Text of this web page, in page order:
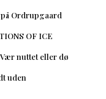
Ordrupgaard
OF ICE
nuttet eller dø
uden